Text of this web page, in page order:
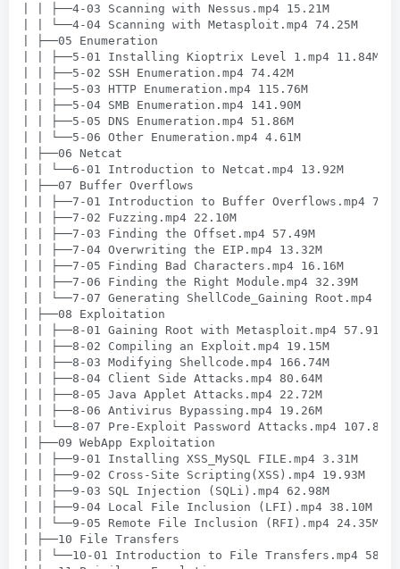
| | ├──4-03 Scanning with Nessus.mp4 15.21M
| | └──4-04 Scanning with Metasploit.mp4 74.25M
| ├──05 Enumeration
| | ├──5-01 Installing Kioptrix Level 1.mp4 11.84M
| | ├──5-02 SSH Enumeration.mp4 74.42M
| | ├──5-03 HTTP Enumeration.mp4 115.76M
| | ├──5-04 SMB Enumeration.mp4 141.90M
| | ├──5-05 DNS Enumeration.mp4 51.86M
| | └──5-06 Other Enumeration.mp4 4.61M
| ├──06 Netcat
| | └──6-01 Introduction to Netcat.mp4 13.92M
| ├──07 Buffer Overflows
| | ├──7-01 Introduction to Buffer Overflows.mp4
| | ├──7-02 Fuzzing.mp4 22.10M
| | ├──7-03 Finding the Offset.mp4 57.49M
| | ├──7-04 Overwriting the EIP.mp4 13.32M
| | ├──7-05 Finding Bad Characters.mp4 16.16M
| | ├──7-06 Finding the Right Module.mp4 32.39M
| | └──7-07 Generating ShellCode_Gaining Root.mp4
| ├──08 Exploitation
| | ├──8-01 Gaining Root with Metasploit.mp4 57.91M
| | ├──8-02 Compiling an Exploit.mp4 19.15M
| | ├──8-03 Modifying Shellcode.mp4 166.74M
| | ├──8-04 Client Side Attacks.mp4 80.64M
| | ├──8-05 Java Applet Attacks.mp4 22.72M
| | ├──8-06 Antivirus Bypassing.mp4 19.26M
| | └──8-07 Pre-Exploit Password Attacks.mp4 107.86M
| ├──09 WebApp Exploitation
| | ├──9-01 Installing XSS_MySQL FILE.mp4 3.31M
| | ├──9-02 Cross-Site Scripting(XSS).mp4 19.93M
| | ├──9-03 SQL Injection (SQLi).mp4 62.98M
| | ├──9-04 Local File Inclusion (LFI).mp4 38.10M
| | └──9-05 Remote File Inclusion (RFI).mp4 24.35M
| ├──10 File Transfers
| | └──10-01 Introduction to File Transfers.mp4